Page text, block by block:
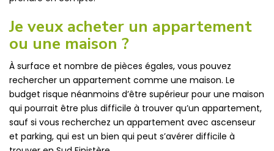
Je veux acheter un appartement
ou une maison ?
À surface et nombre de pièces égales, vous pouvez
rechercher un appartement comme une maison. Le
budget risque néanmoins d’être supérieur pour une maison
qui pourrait être plus difficile à trouver qu’un appartement,
sauf si vous recherchez un appartement avec ascenseur
et parking, qui est un bien qui peut s’avérer difficile à